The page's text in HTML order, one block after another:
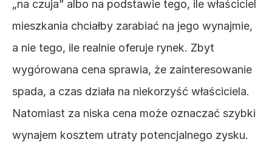
„na czuja” albo na podstawie tego, ile właściciel
mieszkania chciałby zarabiać na jego wynajmie,
a nie tego, ile realnie oferuje rynek. Zbyt
wygórowana cena sprawia, że zainteresowanie
spada, a czas działa na niekorzyść właściciela.
Natomiast za niska cena może oznaczać szybki
wynajem kosztem utraty potencjalnego zysku.